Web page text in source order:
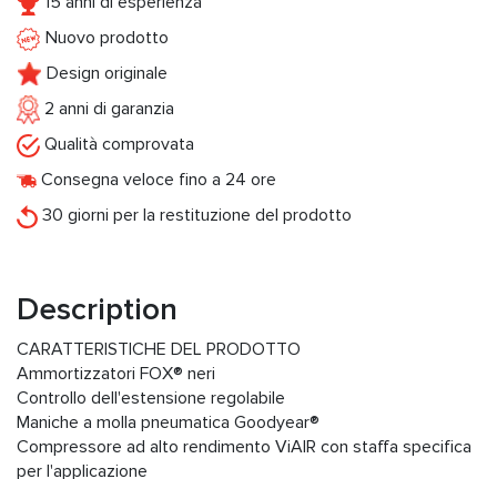
Nuovo prodotto
Design originale
2 anni di garanzia
Qualità comprovata
Consegna veloce fino a 24 ore
30 giorni per la restituzione del prodotto
Description
CARATTERISTICHE DEL PRODOTTO
Ammortizzatori FOX® neri
Controllo dell'estensione regolabile
Maniche a molla pneumatica Goodyear®
Compressore ad alto rendimento ViAIR con staffa specifica
per l'applicazione